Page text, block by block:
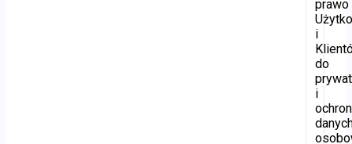
prawo
i
do
i